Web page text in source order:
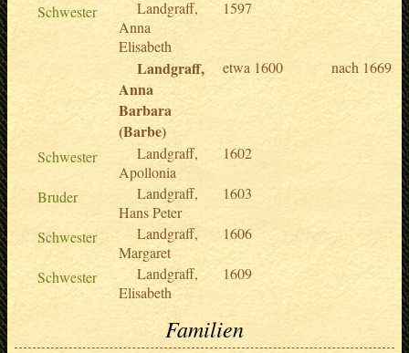
Schwester
Landgraff,
Anna
Elisabeth
1597
Landgraff,
Anna
Barbara
(Barbe)
etwa 1600 nach 1669
Schwester
Landgraff,
Apollonia
1602
Bruder
Landgraff,
Hans Peter
1603
Schwester
Landgraff,
Margaret
1606
Schwester
Landgraff,
Elisabeth
1609
Familien